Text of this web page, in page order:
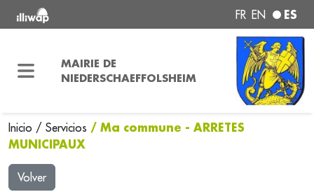
FR EN ES
MAIRIE DE
NIEDERSCHAEFFOLSHEIM
Inicio / Servicios / Ma commune - ARRETES
MUNICIPAUX
Volver